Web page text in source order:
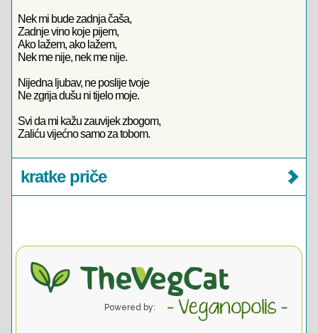
Nek mi bude zadnja čaša,
Zadnje vino koje pijem,
Ako lažem, ako lažem,
Nek me nije, nek me nije.
Nijedna ljubav, ne poslije tvoje
Ne zgrija dušu ni tijelo moje.
Svi da mi kažu zauvijek zbogom,
Zaliću vijećno samo za tobom.
kratke priče